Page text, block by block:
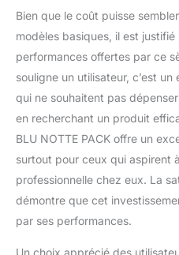
Bien que le coût puisse
modèles basiques, il est
performances offertes par ce
souligne un utilisateur, c’est
qui ne souhaitent pas
en recherchant un produit
BLU NOTTE PACK offre un
surtout pour ceux qui aspirent
professionnelle chez eux. La
démontre que cet
par ses performances.
Un choix apprécié des